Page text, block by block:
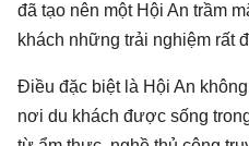
đã tạo nên một Hội An trầm
khách những trải nghiệm rất
Điều đặc biệt là Hội An không
nơi du khách được sống